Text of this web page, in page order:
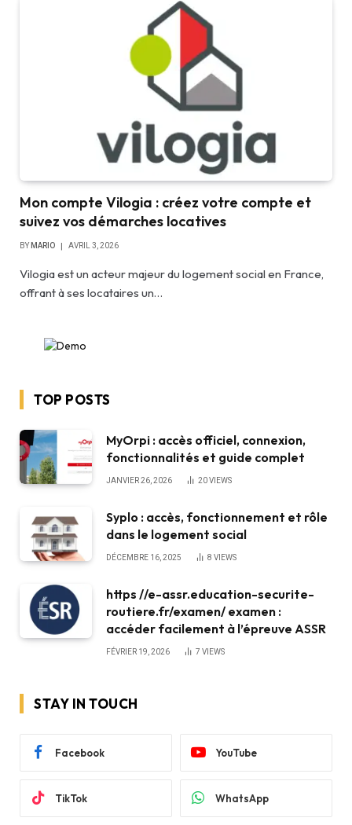
Mon compte Vilogia : créez votre compte et
suivez vos démarches locatives
BY MARIO AVRIL 3, 2026
Vilogia est un acteur majeur du logement social en France,
offrant à ses locataires un…
TOP POSTS
MyOrpi : accès officiel, connexion,
fonctionnalités et guide complet
JANVIER 26, 2026 20VIEWS
Syplo : accès, fonctionnement et rôle
dans le logement social
DÉCEMBRE 16, 2025 8 VIEWS
https //e-assr.education-securite-
routiere.fr/examen/ examen :
accéder facilement à l’épreuve ASSR
FÉVRIER 19, 2026 7 VIEWS
STAY IN TOUCH
Facebook YouTube
TikTok WhatsApp